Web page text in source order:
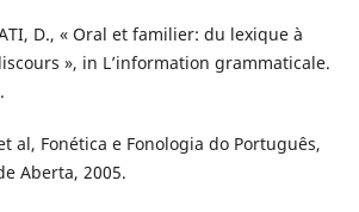
D., « Oral et familier: du lexique à
», in L’information grammaticale.
al, Fonética e Fonologia do Português,
Aberta, 2005.